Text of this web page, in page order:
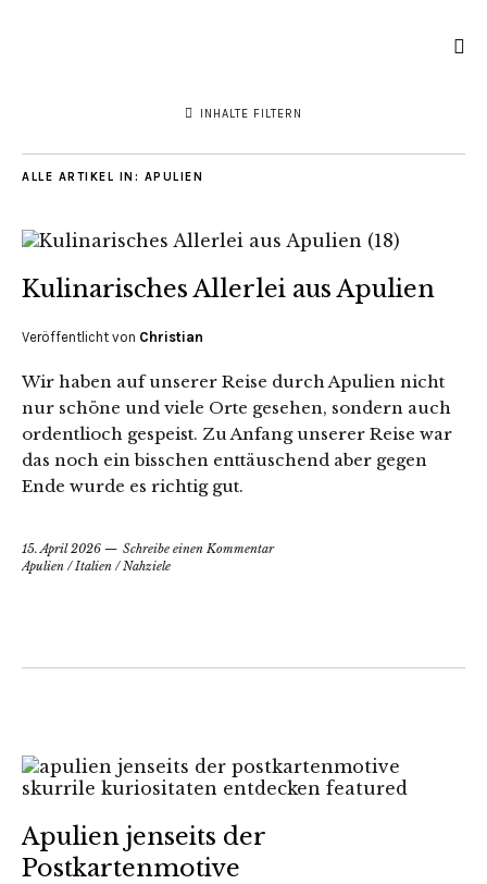
INHALTE FILTERN
ALLE ARTIKEL IN: APULIEN
Kulinarisches Allerlei aus Apulien
Veröffentlicht von Christian
Wir haben auf unserer Reise durch Apulien nicht
nur schöne und viele Orte gesehen, sondern auch
ordentlioch gespeist. Zu Anfang unserer Reise war
das noch ein bisschen enttäuschend aber gegen
Ende wurde es richtig gut.
15. April 2026
Schreibe einen Kommentar
Apulien /Italien /Nahziele
Apulien jenseits der
Postkartenmotive